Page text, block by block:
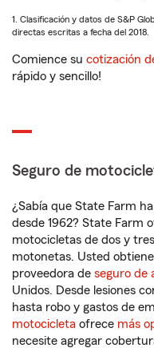
1. Clasificación y datos de S&P
directas escritas a fecha del 2018.
Comience su cotización
rápido y sencillo!
Seguro de
¿Sabía que State Farm
desde 1962? State Farm
motocicletas de dos y
motonetas. Usted
proveedora de seguro de
Unidos. Desde lesiones
hasta robo y gastos de
motocicleta ofrece más
necesite agregar